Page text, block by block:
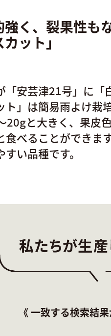
く、裂果性も
ット」
安芸津21号」に「
ト」は簡易雨よけ
20gと大きく、果皮
食べることができま
い品種です。
《 一致する検索結